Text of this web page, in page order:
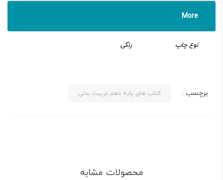
More
نوع چاپ رنگی
برچسب : کتاب های پایه دهم تربیت بدنی
محصولات مشابه